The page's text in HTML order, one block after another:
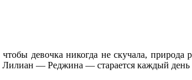
девочка никогда не скучала,
Лилиан — Реджина — старается каждый